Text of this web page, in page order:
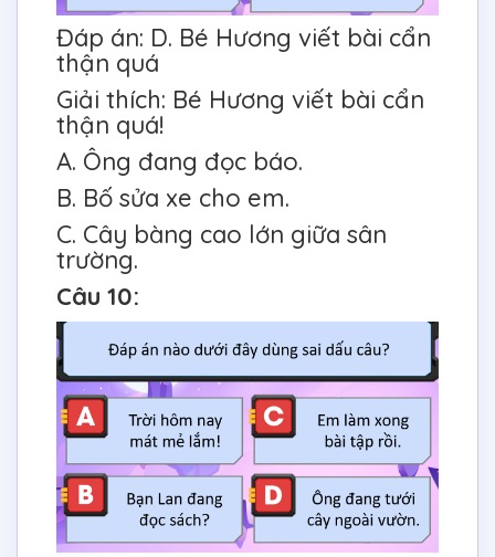
Đáp án: D. Bé Hương viết bài cẩn
thận quá
Giải thích: Bé Hương viết bài cẩn
thận quá!
A. Ông đang đọc báo.
B. Bố sửa xe cho em.
C. Cây bàng cao lớn giữa sân
trường.
Câu 10: